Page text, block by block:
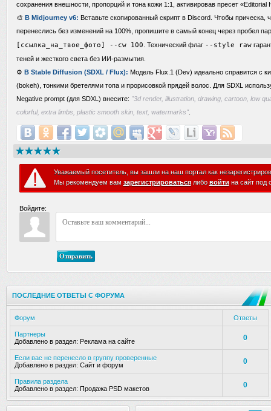
сохранения внешности, пропорций и тона кожи 1:1, активировав пресет «Editorial
🎨 В Midjourney v6: Вставьте скопированный скрипт в Discord. Чтобы прическа,
перенеслись без изменений на 100%, пропишите в самый конец через пробел
[ссылка_на_твое_фото] --cw 100 . Технический флаг --style raw
теней и жесткого света без ИИ-размытия.
⚙️ В Stable Diffusion (SDXL / Flux): Модель Flux.1 (Dev) идеально справится с
(bokeh), тонкими бретелями топа и прорисовкой прядей волос. Для SDXL
Negative prompt (для SDXL) внесите: "3d render, illustration, drawing, cartoon, low
colorful, extra limbs, plastic smooth skin, text, watermarks"
Уважаемый посетитель, вы зашли на наш портал как
Мы рекомендуем вам зарегистрироватьсялибо войти на сайт под
Войдите:
Отправить
ПОСЛЕДНИЕ ОТВЕТЫ С ФОРУМА
Форум Ответы
Партнеры
Добавлено в раздел: Реклама на сайте 0
Если вас не перенесло в группу проверенные
Добавлено в раздел: Сайт и форум 0
Правила раздела
Добавлено в раздел: Продажа PSD макетов 0